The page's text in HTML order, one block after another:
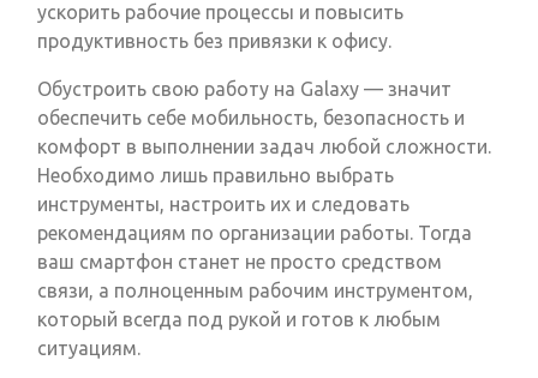
ускорить рабочие процессы и повысить
продуктивность без привязки к офису.
Обустроить свою работу на Galaxy — значит
обеспечить себе мобильность, безопасность и
комфорт в выполнении задач любой сложности.
Необходимо лишь правильно выбрать
инструменты, настроить их и следовать
рекомендациям по организации работы. Тогда
ваш смартфон станет не просто средством
связи, а полноценным рабочим инструментом,
который всегда под рукой и готов к любым
ситуациям.